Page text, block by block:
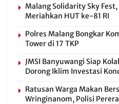
Malang Solidarity Sky
Meriahkan HUT ke-81 RI
Polres Malang Bongkar
Tower di 17 TKP
JMSI Banyuwangi Siap
Dorong Iklim Investasi
Ratusan Warga Makan
Wringinanom, Polisi